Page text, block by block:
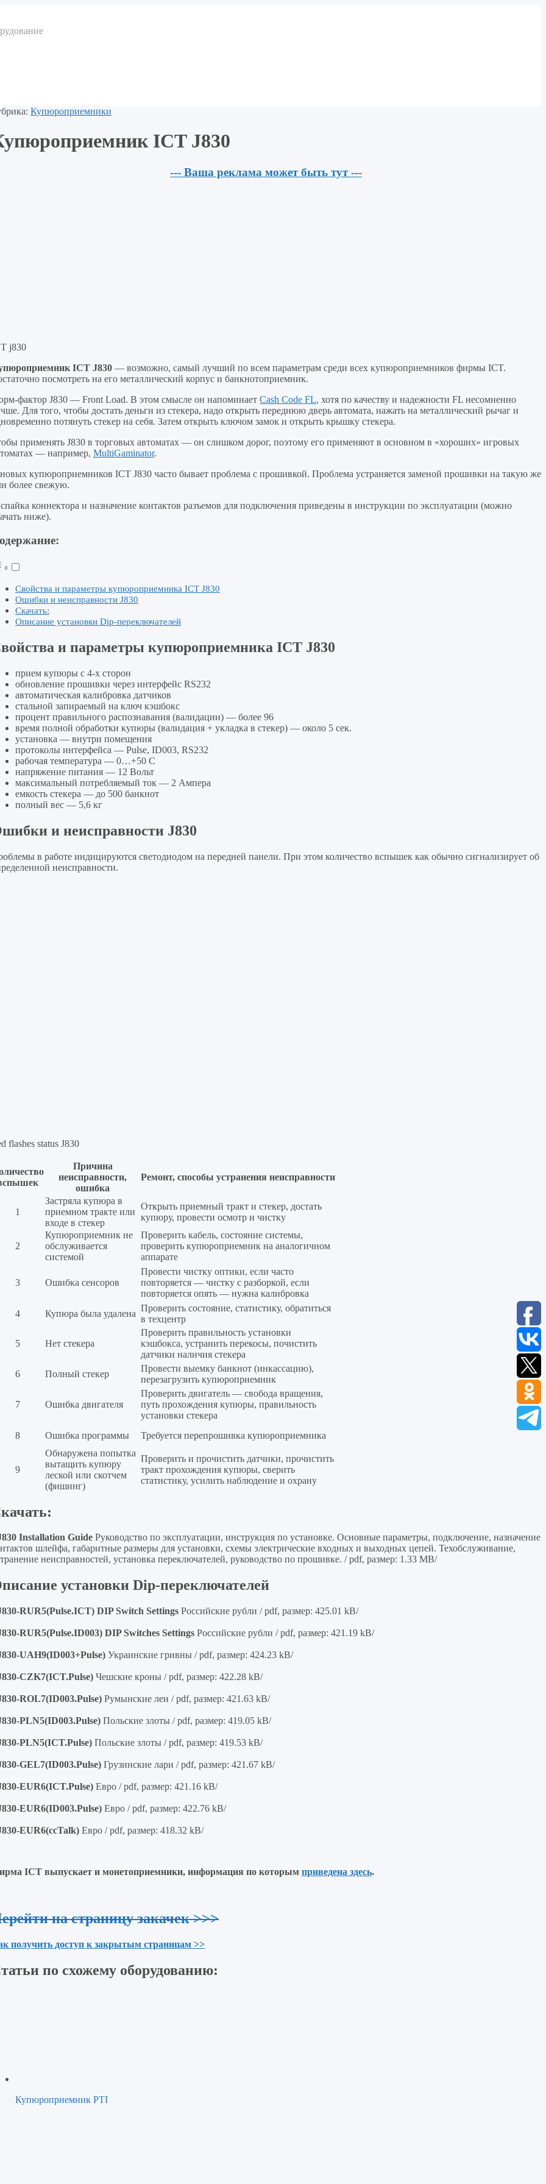
Купюроприемники
ICT J830
--- Ваша реклама может быть тут ---
j830
ICT J830— возможно, самый лучший по всем параметрам среди всех купюроприемников фирмы ICT.
посмотреть на его металлический корпус и банкнотоприемник.
фактор J830 — Front Load. В этом смысле он напоминает Cash Code FL, хотя по качеству и надежности FL несомненно
Для того, чтобы достать деньги из стекера, надо открыть переднюю дверь автомата, нажать на металлический рычаг и
потянуть стекер на себя. Затем открыть ключом замок и открыть крышку стекера.
применять J830 в торговых автоматах — он слишком дорог, поэтому его применяют в основном в «хороших» игровых
— например, MultiGaminator.
купюроприемников ICT J830 часто бывает проблема с прошивкой. Проблема устраняется заменой прошивки на такую же
более свежую.
коннектора и назначение контактов разъемов для подключения приведены в инструкции по эксплуатации (можно
ниже).
Cвойства и параметры купюроприемника ICT J830
Ошибки и неисправности J830
Скачать:
Описание установки Dip-переключателей
и параметры купюроприемника ICT J830
прием купюры с 4-х сторон
обновление прошивки через интерфейс RS232
автоматическая калибровка датчиков
стальной запираемый на ключ кэшбокс
процент правильного распознавания (валидации) — более 96
время полной обработки купюры (валидация + укладка в стекер) — около 5 сек.
установка — внутри помещения
протоколы интерфейса — Pulse, ID003, RS232
рабочая температура — 0…+50 С
напряжение питания — 12 Вольт
максимальный потребляемый ток — 2 Ампера
емкость стекера — до 500 банкнот
полный вес — 5,6 кг
и неисправности J830
в работе индицируются светодиодом на передней панели. При этом количество вспышек как обычно сигнализирует об
неисправности.
flashes status J830
Причина
неисправности,
ошибка
Ремонт, способы устранения неисправности
1
Застряла купюра в
приемном тракте или
входе в стекер
Открыть приемный тракт и стекер, достать
купюру, провести осмотр и чистку
2
Купюроприемник не
обслуживается
системой
Проверить кабель, состояние системы,
проверить купюроприемник на аналогичном
аппарате
3 Ошибка сенсоров
Провести чистку оптики, если часто
повторяется — чистку с разборкой, если
повторяется опять — нужна калибровка
4
Купюра была удалена
Проверить состояние, статистику, обратиться
в техцентр
5 Нет стекера
Проверить правильность установки
кэшбокса, устранить перекосы, почистить
датчики наличия стекера
6
Полный стекер
Провести выемку банкнот (инкассацию),
перезагрузить купюроприемник
7 Ошибка двигателя
Проверить двигатель — свобода вращения,
путь прохождения купюры, правильность
установки стекера
8
Ошибка программы Требуется перепрошивка купюроприемника
9
Обнаружена попытка
вытащить купюру
леской или скотчем
(фишинг)
Проверить и прочистить датчики, прочистить
тракт прохождения купюры, сверить
статистику, усилить наблюдение и охрану
Installation GuideРуководство по эксплуатации, инструкция по установке. Основные параметры, подключение, назначение
шлейфа, габаритные размеры для установки, схемы электрические входных и выходных цепей. Техобслуживание,
неисправностей, установка переключателей, руководство по прошивке. / pdf, размер: 1.33 MB/
установки Dip-переключателей
RUR5(Pulse.ICT) DIP Switch SettingsРоссийские рубли / pdf, размер: 425.01 kB/
RUR5(Pulse.ID003) DIP Switches SettingsРоссийские рубли / pdf, размер: 421.19 kB/
UAH9(ID003+Pulse)Украинские гривны / pdf, размер: 424.23 kB/
CZK7(ICT.Pulse)Чешские кроны / pdf, размер: 422.28 kB/
ROL7(ID003.Pulse)Румынские леи / pdf, размер: 421.63 kB/
PLN5(ID003.Pulse)Польские злоты / pdf, размер: 419.05 kB/
PLN5(ICT.Pulse)Польские злоты / pdf, размер: 419.53 kB/
GEL7(ID003.Pulse)Грузинские лари / pdf, размер: 421.67 kB/
EUR6(ICT.Pulse)Евро / pdf, размер: 421.16 kB/
EUR6(ID003.Pulse)Евро / pdf, размер: 422.76 kB/
EUR6(ccTalk)Евро / pdf, размер: 418.32 kB/
ICT выпускает и монетоприемники, информация по которым приведена здесь.
на страницу закачек >>>
получить доступ к закрытым страницам >>
по схожему оборудованию:
Купюроприемник PTI